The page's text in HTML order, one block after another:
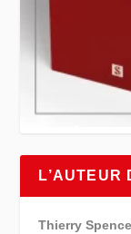
L’AUTEUR
Thierry